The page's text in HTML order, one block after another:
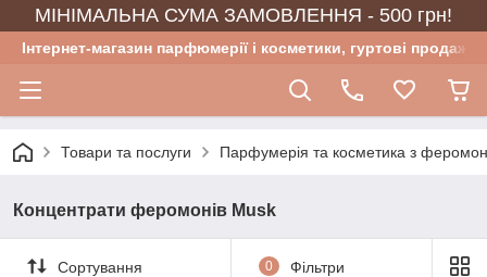
МІНІМАЛЬНА СУМА ЗАМОВЛЕННЯ - 500 грн!
Інтернет-магазин парфюмерії і косметики, гуртові продажі
Товари та послуги Парфумерія та косметика з
Концентрати феромонів Musk
Сортування 0 Фільтри